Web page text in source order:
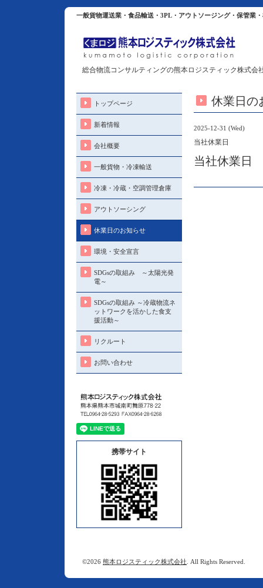
一般貨物運送業・食品輸送・3PL・アウトソージング・保管業
総合物流コンサルティングの熊本ロジスティック株式会
休業日の
2025-12-31 (Wed)
当社休業日
当社休業日
トップページ
新着情報
会社概要
一般貨物・冷凍輸送
冷凍・冷蔵・空調管理倉庫
アウトソーシング
休業日のお知らせ
環境・安全宣言
SDGsの取組み ～太陽光発
電～
SDGsの取組み ～冷蔵物流ネ
ットワークを活かした食支
援活動～
リクルート
お問い合わせ
携帯サイト
©2026 熊本ロジスティック株式会社 . All Rights Reserved.